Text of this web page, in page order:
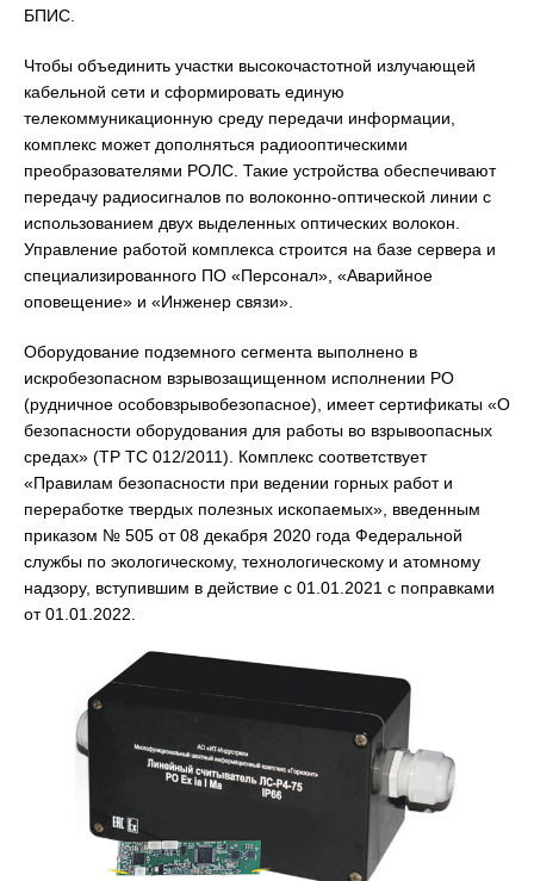
БПИС.
Чтобы объединить участки высокочастотной излучающей
кабельной сети и сформировать единую
телекоммуникационную среду передачи информации,
комплекс может дополняться радиооптическими
преобразователями РОЛС. Такие устройства обеспечивают
передачу радиосигналов по волоконно-оптической линии с
использованием двух выделенных оптических волокон.
Управление работой комплекса строится на базе сервера и
специализированного ПО «Персонал», «Аварийное
оповещение» и «Инженер связи».
Оборудование подземного сегмента выполнено в
искробезопасном взрывозащищенном исполнении РО
(рудничное особовзрывобезопасное), имеет сертификаты «О
безопасности оборудования для работы во взрывоопасных
средах» (ТР ТС 012/2011). Комплекс соответствует
«Правилам безопасности при ведении горных работ и
переработке твердых полезных ископаемых», введенным
приказом № 505 от 08 декабря 2020 года Федеральной
службы по экологическому, технологическому и атомному
надзору, вступившим в действие с 01.01.2021 с поправками
от 01.01.2022.